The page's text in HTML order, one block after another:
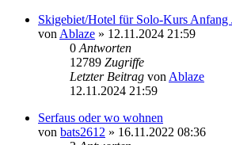
Skigebiet/Hotel für Solo-Kurs Anfang
von Ablaze » 12.11.2024 21:59
0 Antworten
12789 Zugriffe
Letzter Beitrag von Ablaze
12.11.2024 21:59
Serfaus oder wo wohnen
von bats2612 » 16.11.2022 08:36